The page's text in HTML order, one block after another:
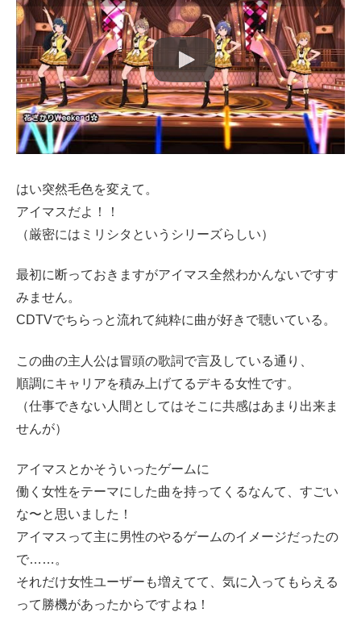
はい突然毛色を変えて。
アイマスだよ！！
（厳密にはミリシタというシリーズらしい）
最初に断っておきますがアイマス全然わかんないですす
みません。
CDTVでちらっと流れて純粋に曲が好きで聴いている。
この曲の主人公は冒頭の歌詞で言及している通り、
順調にキャリアを積み上げてるデキる女性です。
（仕事できない人間としてはそこに共感はあまり出来ま
せんが）
アイマスとかそういったゲームに
働く女性をテーマにした曲を持ってくるなんて、すごい
な〜と思いました！
アイマスって主に男性のやるゲームのイメージだったの
で……。
それだけ女性ユーザーも増えてて、気に入ってもらえる
って勝機があったからですよね！